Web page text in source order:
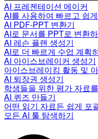
AI 프레젠테이션 메이커
AI를 사용하여 빠르고 쉽
AI PDF-PPT 변환기
AI로 문서를 PPT로 변환
AI 레슨 플랜 생성기
AI로 더 빠르게 수업 계획
AI 아이스브레이커 생성기
아이스브레이킹 활동 및
AI 퇴장권 생성기
학생들을 위한 평가 자료
AI 퀴즈 만들기
어떤 읽기 자료든 쉽게 포
모든 AI 툴 탐색하기